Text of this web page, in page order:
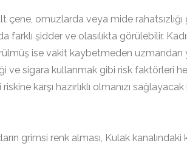
omuzlarda veya mide
farklı şidder ve olasılıkta görülebilir.
ise vakit kaybetmeden uzmandan
ve sigara kullanmak gibi risk faktörleri
karşı hazırlıklı olmanızı
grimsi renk alması, Kulak kanalındaki